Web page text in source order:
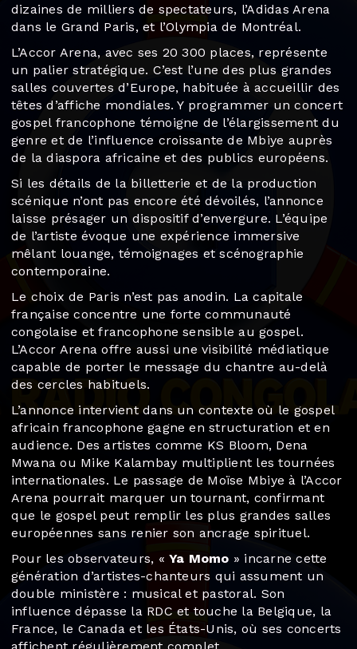
dizaines de milliers de spectateurs, l’Adidas Arena
dans le Grand Paris, et l’Olympia de Montréal.
L’Accor Arena, avec ses 20 300 places, représente
un palier stratégique. C’est l’une des plus grandes
salles couvertes d’Europe, habituée à accueillir des
têtes d’affiche mondiales. Y programmer un concert
gospel francophone témoigne de l’élargissement du
genre et de l’influence croissante de Mbiye auprès
de la diaspora africaine et des publics européens.
Si les détails de la billetterie et de la production
scénique n’ont pas encore été dévoilés, l’annonce
laisse présager un dispositif d’envergure. L’équipe
de l’artiste évoque une expérience immersive
mêlant louange, témoignages et scénographie
contemporaine.
Le choix de Paris n’est pas anodin. La capitale
française concentre une forte communauté
congolaise et francophone sensible au gospel.
L’Accor Arena offre aussi une visibilité médiatique
capable de porter le message du chantre au-delà
des cercles habituels.
L’annonce intervient dans un contexte où le gospel
africain francophone gagne en structuration et en
audience. Des artistes comme KS Bloom, Dena
Mwana ou Mike Kalambay multiplient les tournées
internationales. Le passage de Moïse Mbiye à l’Accor
Arena pourrait marquer un tournant, confirmant
que le gospel peut remplir les plus grandes salles
européennes sans renier son ancrage spirituel.
Pour les observateurs, « Ya Momo » incarne cette
génération d’artistes-chanteurs qui assument un
double ministère : musical et pastoral. Son
influence dépasse la RDC et touche la Belgique, la
France, le Canada et les États-Unis, où ses concerts